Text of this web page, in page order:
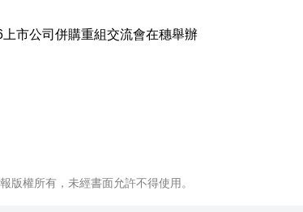
版權所有，未經書面允許不得使用。